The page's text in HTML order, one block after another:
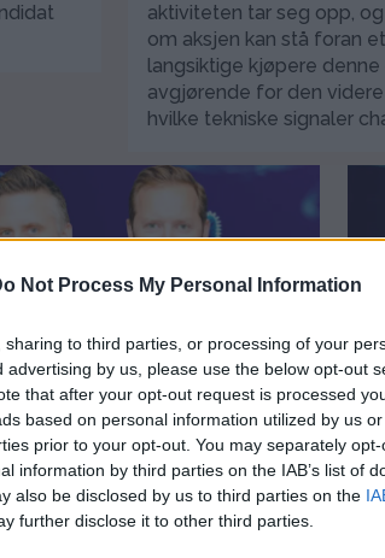
Not Process My Personal Information
to third parties, or processing of your
by us, please use the below opt-out
that after your opt-out request is processed
based on personal information utilized by us
prior to your opt-out. You may separately
information by third parties on the IAB’s list of
also be disclosed by us to third parties on the
further disclose it to other third parties.
aktiviteten tar seg opp,
om aksjen kan stå foran
langsiktige kjøpere
avgjørende for den
hvilke tekniske signaler
åpner
med 20
rabatt
lokker investorer med
vil bruke kapitalen til å ta sitt